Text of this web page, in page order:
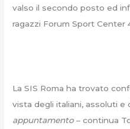
valso il secondo posto ed
ragazzi Forum Sport Center
La SIS Roma ha trovato
vista degli italiani, assoluti e
appuntamento – continua